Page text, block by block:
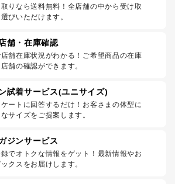
りなら送料無料！全店舗の中から受け取
びいただけます。
舗・在庫確認
舗在庫状況がわかる！ご希望商品の在庫
舗の確認ができます。
試着サービス(ユニサイズ)
ートに回答するだけ！お客さまの体型に
サイズをご提案します。
ジンサービス
録でオトクな情報をゲット！最新情報やお
クスをお届けします。